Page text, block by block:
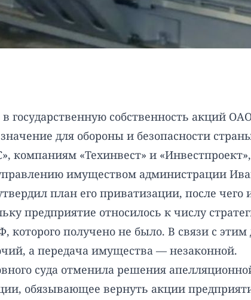
государственную собственность акций
для обороны и безопасности
«Техинвест» и
имуществом администрации
план его приватизации, после
предприятие относилось к числу
которого получено не было. В связи с
а передача имущества — незаконной.
суда отменила решения
обязывающее вернуть акции